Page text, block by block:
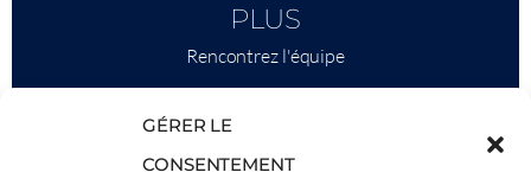
GÉRER LE
CONSENTEMENT
PLUS
Rencontrez l'équipe